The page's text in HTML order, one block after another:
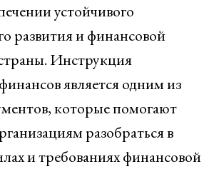
устойчивого
развития и финансовой
Инструкция
является одним из
которые помогают
разобраться в
и требованиях финансовой